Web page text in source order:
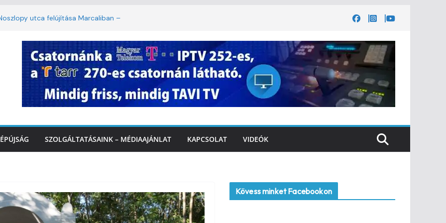
utca felújítása Marcaliban –
lakossági felháborodást váltott ki a
Marcaliban – VIDEÓ
a Balatonnál – az első félidő végén
SZOLGÁLTATÁSAINK – MÉDIAAJÁNLAT KAPCSOLAT VIDEÓK
Kövess minket Facebookon